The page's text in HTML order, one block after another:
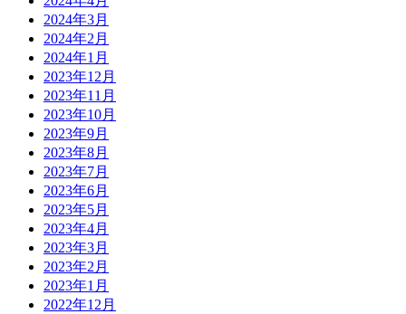
2024年3月
2024年2月
2024年1月
2023年12月
2023年11月
2023年10月
2023年9月
2023年8月
2023年7月
2023年6月
2023年5月
2023年4月
2023年3月
2023年2月
2023年1月
2022年12月